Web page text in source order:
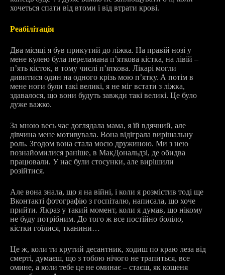
хочеться спати від втоми і від втрати крові.
Реабілітація
Два місяці я був прикутий до ліжка. На правій нозі у
мене кулею була переламана п’яткова кістка, на лівій –
п’ять кісток, в тому числі п’яткова. Лікарі могли
дивитися один на одного крізь мою п’ятку. А потім в
мене ноги були такі великі, я не міг встати з ліжка,
здавалося, що вони будуть завжди такі великі. Це було
дуже важко.
За мною весь час доглядала мама, я їй вдячний, але
дівчина мене мотивувала. Вона відіграла вирішальну
роль. Згодом вона стала моєю дружиною. Ми з нею
познайомилися раніше, в МакДональдзі, де обидва
працювали. У нас були стосунки, але вирішили
розійтися.
Але вона знала, що я на війні, і коли я розмістив тоді ще
Вконтакті фотографію з госпіталю, написала, що хоче
прийти. Якраз у такий момент, коли я думав, що нікому
не буду потрібним. До того ж все постійно боліло,
кістки гоїлися, тканини…
Це ж, коли ти крутий десантник, ходиш по краю леза від
смерті, думаєш, що з тобою нічого не трапиться, все
омине, а коли тебе це не оминає – стаєш, як кошеня